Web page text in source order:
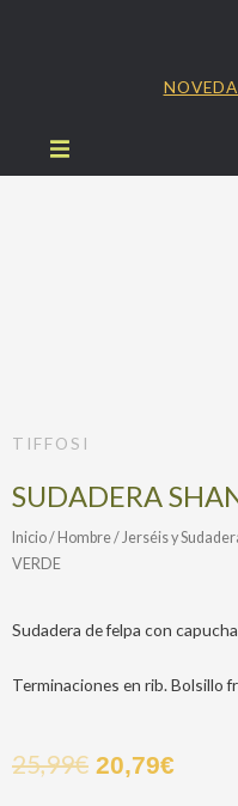
TIFFOSI
SUDADERA
Inicio/ Hombre/Jerséis y
VERDE
Sudadera de felpa con
Terminaciones en rib. Bolsillo
25,99€ 20,79€